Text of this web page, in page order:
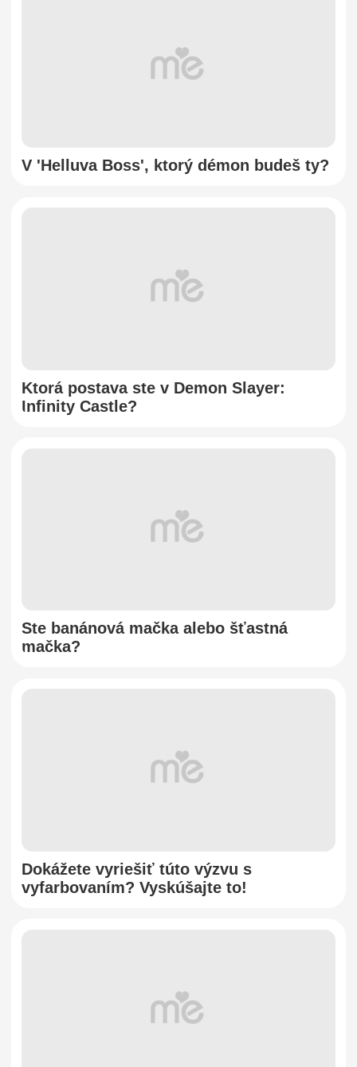
V 'Helluva Boss', ktorý démon budeš ty?
Ktorá postava ste v Demon Slayer:
Infinity Castle?
Ste banánová mačka alebo šťastná
mačka?
Dokážete vyriešiť túto výzvu s
vyfarbovaním? Vyskúšajte to!